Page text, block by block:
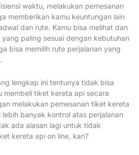
waktu, melakukan pemesanan
memberikan kamu keuntungan lain
dan rute. Kamu bisa melihat dan
paling sesuai dengan kebutuhan
bisa memilih rute perjalanan yang
lengkap ini tentunya tidak bisa
membeli tiket kereta api secara
melakukan pemesanan tiket kereta
lebih banyak kontrol atas perjalanan
ada alasan lagi untuk tidak
kereta api on line, kan?